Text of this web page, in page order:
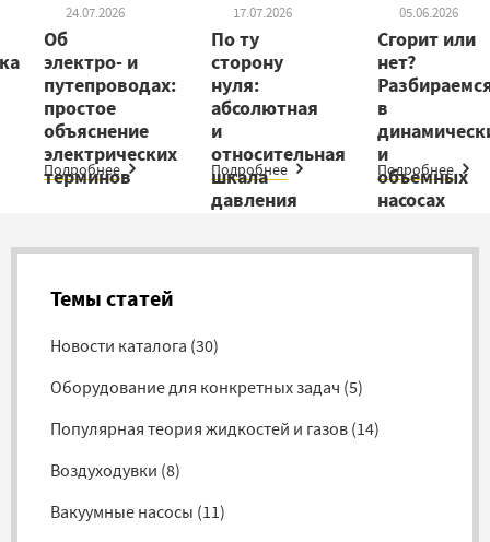
24.07.2026
Об
электро- и
путепроводах:
простое
объяснение
электрических
терминов
Подробнее
17.07.2026
По ту
сторону
нуля:
абсолютная
и
относительная
шкала
давления
Подробнее
05.06.2026
Сгорит или
нет?
в
и
объемных
насосах
Подробнее
Темы статей
Новости каталога (30)
Оборудование для конкретных задач (5)
Популярная теория жидкостей и газов (14)
Воздуходувки (8)
Вакуумные насосы (11)